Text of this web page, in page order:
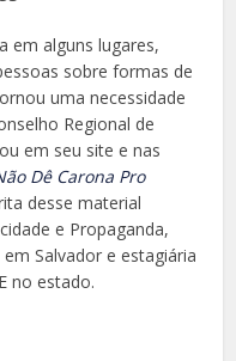
em alguns lugares,
sobre formas de
uma necessidade
Regional de
em seu site e nas
Dê Carona Pro
desse material
e Propaganda,
Salvador e estagiária
no estado.